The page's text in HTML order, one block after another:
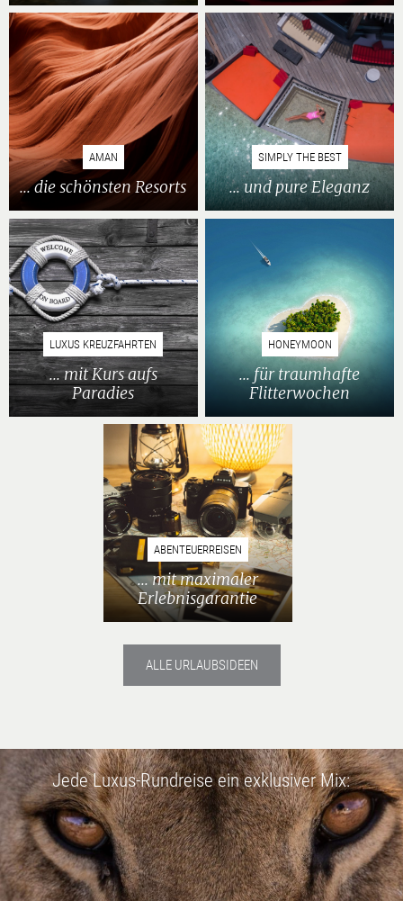
AMAN
... die schönsten Resorts
SIMPLY THE BEST
... und pure Eleganz
LUXUS KREUZFAHRTEN
... mit Kurs aufs
Paradies
HONEYMOON
... für traumhafte
Flitterwochen
ABENTEUERREISEN
... mit maximaler
Erlebnisgarantie
ALLE URLAUBSIDEEN
Jede Luxus-Rundreise ein exklusiver Mix: